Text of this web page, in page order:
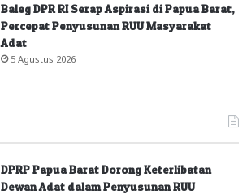
Baleg DPR RI Serap Aspirasi di Papua Barat,
Percepat Penyusunan RUU Masyarakat
Adat
5 Agustus 2026
DPRP Papua Barat Dorong Keterlibatan
Dewan Adat dalam Penyusunan RUU